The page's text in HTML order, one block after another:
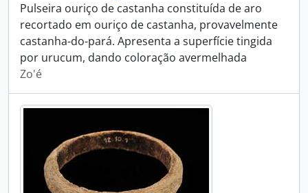
Pulseira ouriço de castanha constituída de aro
recortado em ouriço de castanha, provavelmente
castanha-do-pará. Apresenta a superfície tingida
por urucum, dando coloração avermelhada
Zo'é